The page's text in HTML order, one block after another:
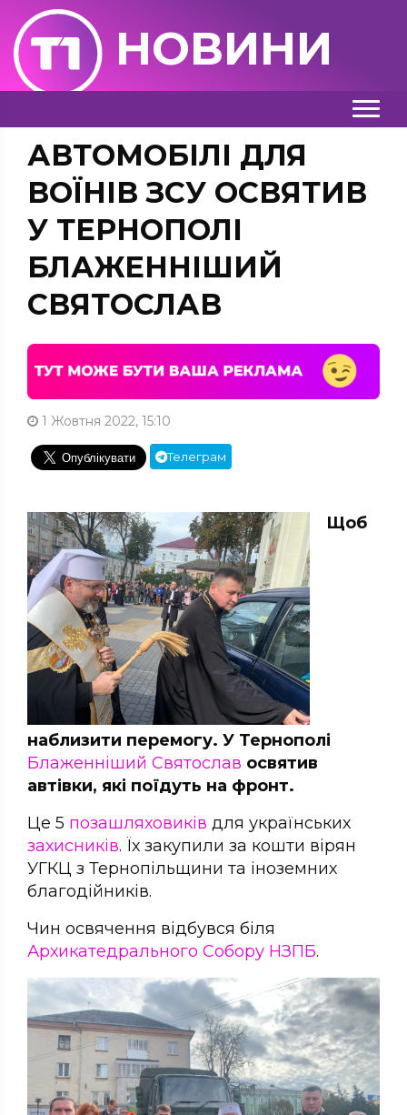
НОВИНИ
АВТОМОБІЛІ ДЛЯ
ВОЇНІВ ЗСУ ОСВЯТИВ
У ТЕРНОПОЛІ
БЛАЖЕННІШИЙ
СВЯТОСЛАВ
1 Жовтня 2022, 15:10
Телеграм
Щоб
наблизити перемогу. У Тернополі
Блаженніший Святослав освятив
автівки, які поїдуть на фронт.
Це 5 позашляховиків для українських
захисників. Їх закупили за кошти вірян
УГКЦ з Тернопільщини та іноземних
благодійників.
Чин освячення відбувся біля
Архикатедрального Собору НЗПБ.